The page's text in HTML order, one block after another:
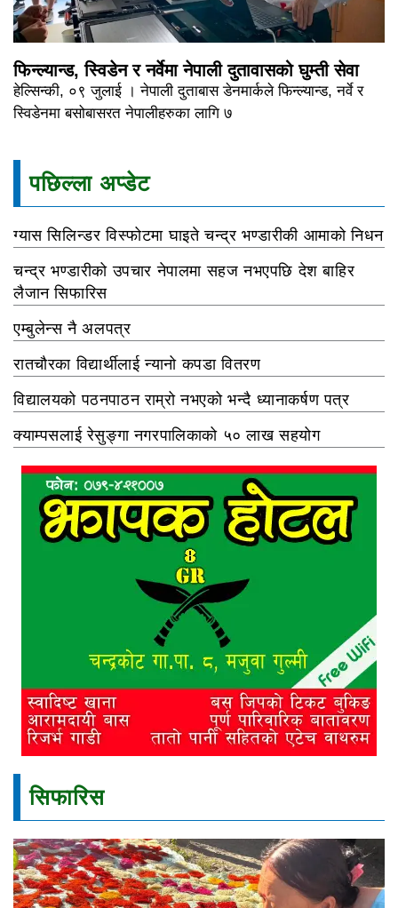
फिन्ल्यान्ड, स्विडेन र नर्वेमा नेपाली दुतावासको घुम्ती सेवा
हेल्सिन्की, ०९ जुलाई । नेपाली दुताबास डेनमार्कले फिन्ल्यान्ड, नर्वे र
स्विडेनमा बसोबासरत नेपालीहरुका लागि ७
पछिल्ला अप्डेट
ग्यास सिलिन्डर विस्फोटमा घाइते चन्द्र भण्डारीकी आमाको निधन
चन्द्र भण्डारीको उपचार नेपालमा सहज नभएपछि देश बाहिर
लैजान सिफारिस
एम्बुलेन्स नै अलपत्र
रातचौरका विद्यार्थीलाई न्यानो कपडा वितरण
विद्यालयको पठनपाठन राम्रो नभएको भन्दै ध्यानाकर्षण पत्र
क्याम्पसलाई रेसुङ्गा नगरपालिकाको ५० लाख सहयोग
सिफारिस